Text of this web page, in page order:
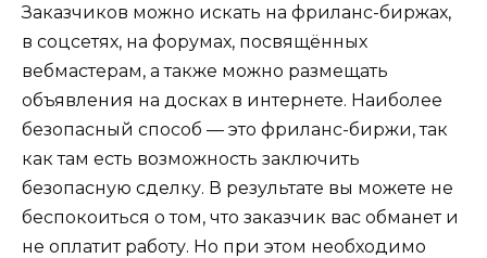
Заказчиков можно искать на фриланс-биржах,
в соцсетях, на форумах, посвящённых
вебмастерам, а также можно размещать
объявления на досках в интернете. Наиболее
безопасный способ — это фриланс-биржи, так
как там есть возможность заключить
безопасную сделку. В результате вы можете не
беспокоиться о том, что заказчик вас обманет и
не оплатит работу. Но при этом необходимо